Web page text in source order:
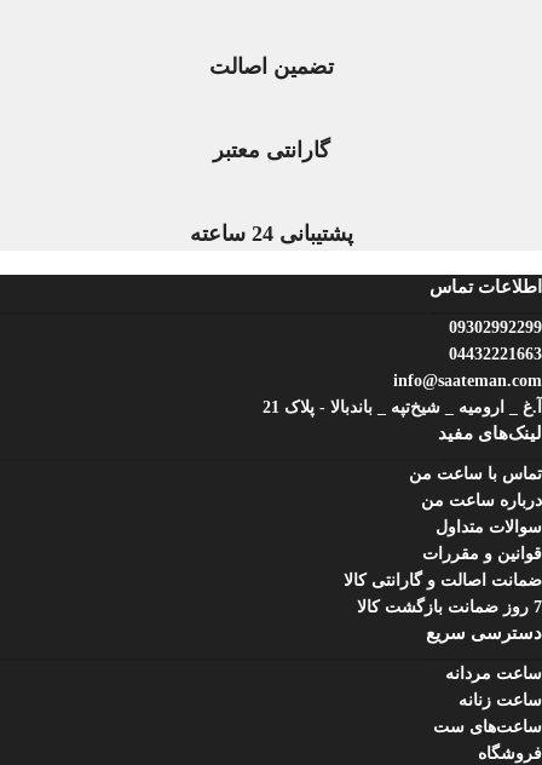
تضمین اصالت
گارانتی معتبر
پشتیبانی 24 ساعته
اطلاعات تماس
09302992299
04432221663
info@saateman.com
آ.غ _ ارومیه _ شیخ‌تپه _ باند‌بالا - پلاک 21
لینک‌های مفید
تماس با ساعت من
درباره ساعت من
سوالات متداول
قوانین و مقررات
ضمانت اصالت و گارانتی کالا
7 روز ضمانت بازگشت کالا
دسترسی سریع
ساعت مردانه
ساعت زنانه
ساعت‌های ست
فروشگاه